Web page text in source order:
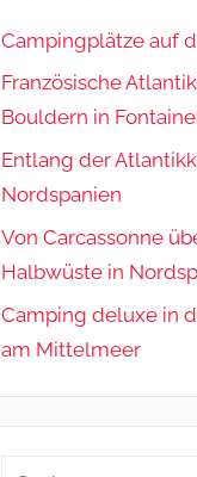
Campingplätze auf
Französische
Bouldern in
Entlang der
Nordspanien
Von Carcassonne
Halbwüste in
Camping deluxe in
am Mittelmeer
Suchen